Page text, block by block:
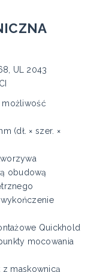
UL 2043
możliwość
(dł. × szer. ×
obudową
Quickhold
mocowania
z maskownicą